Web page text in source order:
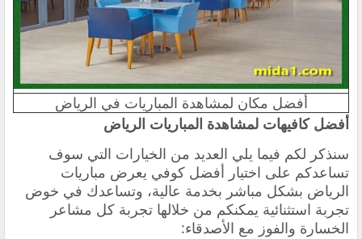
أفضل مكان لمشاهدة المباريات في الرياض
‏أفضل كافيهات لمشاهدة المباريات الرياض
‏سنذكر لكم فيما يلي العديد من الخيارات التي سوف
تساعدكم على اختيار أفضل كوفي يعرض مباريات
الرياض بشكل مباشر بخدمة عالية، وتساعدك في خوض
تجربة استثنائية يمكنكم من خلالها تجربة كل مشاعر
الخسارة والفوز مع الأصدقاء: